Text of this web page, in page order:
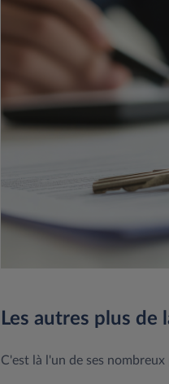
Les autres plus de
C'est là l'un de ses